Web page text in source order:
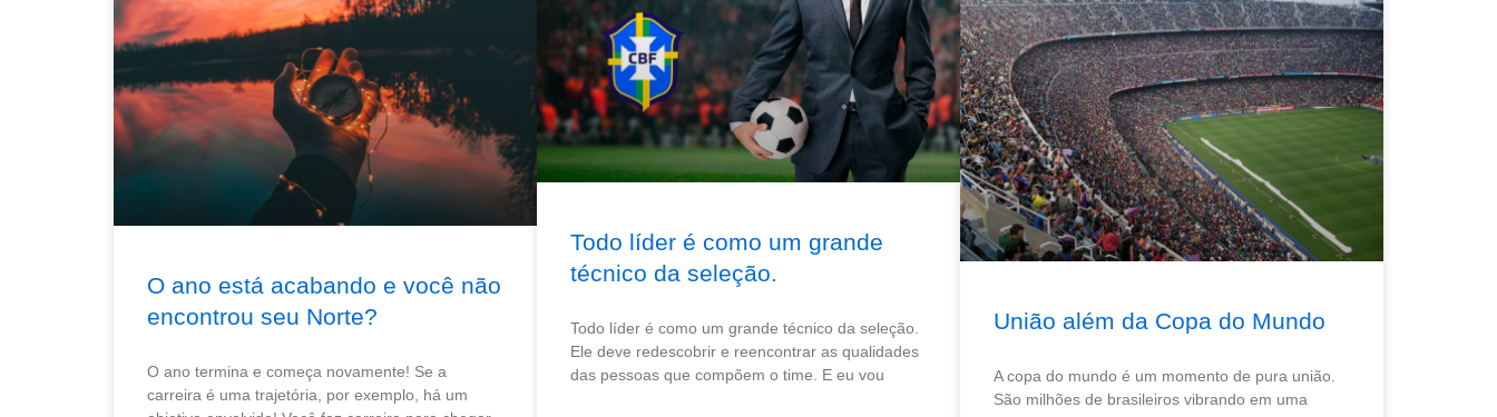
O ano está acabando e você não
encontrou seu Norte?
O ano termina e começa novamente! Se a
carreira é uma trajetória, por exemplo, há um
Todo líder é como um grande
técnico da seleção.
Todo líder é como um grande técnico da seleção.
Ele deve redescobrir e reencontrar as qualidades
das pessoas que compõem o time. E eu vou
União além da Copa do Mundo
A copa do mundo é um momento de pura união.
São milhões de brasileiros vibrando em uma